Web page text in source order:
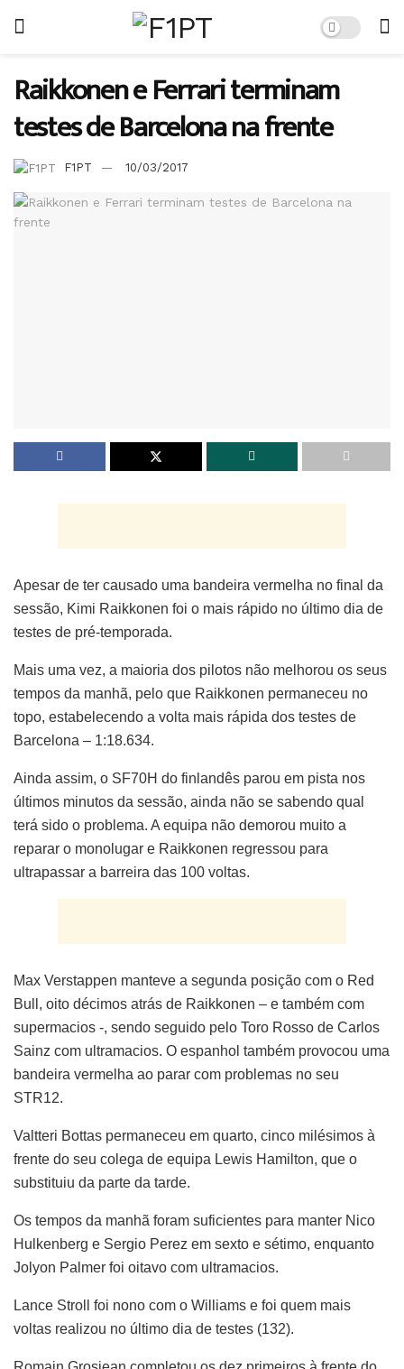
Raikkonen e Ferrari terminam
testes de Barcelona na frente
F1PT 10/03/2017
Apesar de ter causado uma bandeira vermelha no final da
sessão, Kimi Raikkonen foi o mais rápido no último dia de
testes de pré-temporada.
Mais uma vez, a maioria dos pilotos não melhorou os seus
tempos da manhã, pelo que Raikkonen permaneceu no
topo, estabelecendo a volta mais rápida dos testes de
Barcelona – 1:18.634.
Ainda assim, o SF70H do finlandês parou em pista nos
últimos minutos da sessão, ainda não se sabendo qual
terá sido o problema. A equipa não demorou muito a
reparar o monolugar e Raikkonen regressou para
ultrapassar a barreira das 100 voltas.
Max Verstappen manteve a segunda posição com o Red
Bull, oito décimos atrás de Raikkonen – e também com
supermacios -, sendo seguido pelo Toro Rosso de Carlos
Sainz com ultramacios. O espanhol também provocou uma
bandeira vermelha ao parar com problemas no seu
STR12.
Valtteri Bottas permaneceu em quarto, cinco milésimos à
frente do seu colega de equipa Lewis Hamilton, que o
substituiu da parte da tarde.
Os tempos da manhã foram suficientes para manter Nico
Hulkenberg e Sergio Perez em sexto e sétimo, enquanto
Jolyon Palmer foi oitavo com ultramacios.
Lance Stroll foi nono com o Williams e foi quem mais
voltas realizou no último dia de testes (132).